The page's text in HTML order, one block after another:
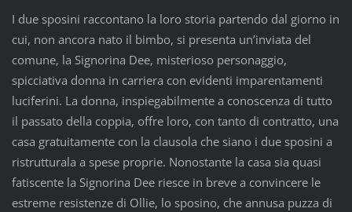
I due sposini raccontano la loro storia partendo dal giorno in
cui, non ancora nato il bimbo, si presenta un’inviata del
comune, la Signorina Dee, misterioso personaggio,
spicciativa donna in carriera con evidenti imparentamenti
luciferini. La donna, inspiegabilmente a conoscenza di tutto
il passato della coppia, offre loro, con tanto di contratto, una
casa gratuitamente con la clausola che siano i due sposini a
ristrutturala a spese proprie. Nonostante la casa sia quasi
fatiscente la Signorina Dee riesce in breve a convincere le
estreme resistenze di Ollie, lo sposino, che annusa puzza di